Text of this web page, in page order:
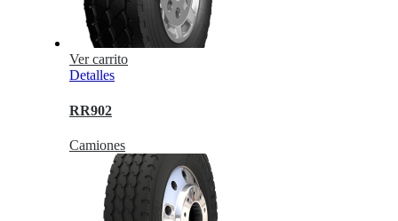
Ver carrito
Detalles
RR902
Camiones